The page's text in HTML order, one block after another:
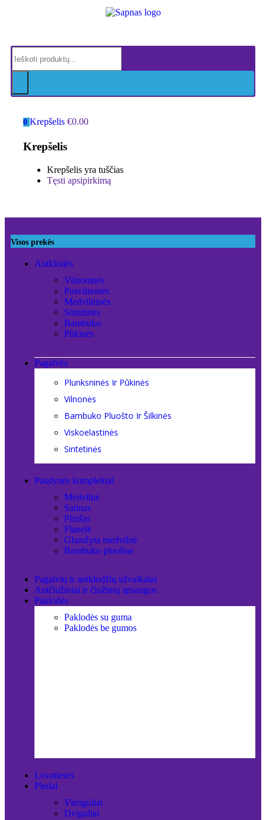
0 Krepšelis €0.00
Krepšelis
Krepšelis yra tuščias
Tęsti apsipirkimą
Visos prekės
Antklodės
Vilnoninės
Pusvilnonės
Medvilninės
Sintetinės
Bambuko
Pūkinės
Pagalvės
Plunksninės Ir Pūkinės
Vilnonės
Bambuko Pluošto Ir Šilkinės
Viskoelastinės
Sintetinės
Patalynės komplektai
Medvilnė
Satinas
Pliušas
Flanelė
Glamžyta medvilnė
Bambuko pluoštas
Pagalvių ir antklodžių užvalkalai
Antčiužiniai ir čiužinių apsaugos
Paklodės
Paklodės su guma
Paklodės be gumos
Lovatiesės
Pledai
Vienguliai
Dviguliai